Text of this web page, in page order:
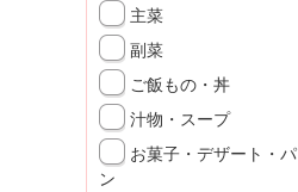
主菜
副菜
ご飯もの・丼
汁物・スープ
お菓子・デザート・パ
ン